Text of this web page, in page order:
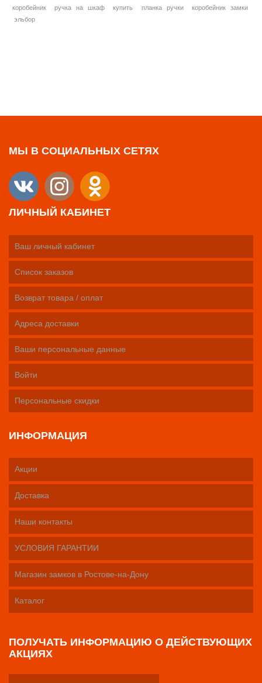
коробейник
ручка на шкаф купить планка ручки
коробейник замки
эльбор
МЫ В СОЦИАЛЬНЫХ СЕТЯХ
ЛИЧНЫЙ КАБИНЕТ
Ваш личный кабинет
Список заказов
Возврат товара / оплат
Адреса доставки
Ваши персональные данные
Войти
Персональные скидки
ИНФОРМАЦИЯ
Акции
Доставка
Наши контакты
УСЛОВИЯ ГАРАНТИИ
Магазин замков в Ростове-на-Дону
Каталог
ПОЛУЧАТЬ ИНФОРМАЦИЮ О ДЕЙСТВУЮЩИХ
АКЦИЯХ